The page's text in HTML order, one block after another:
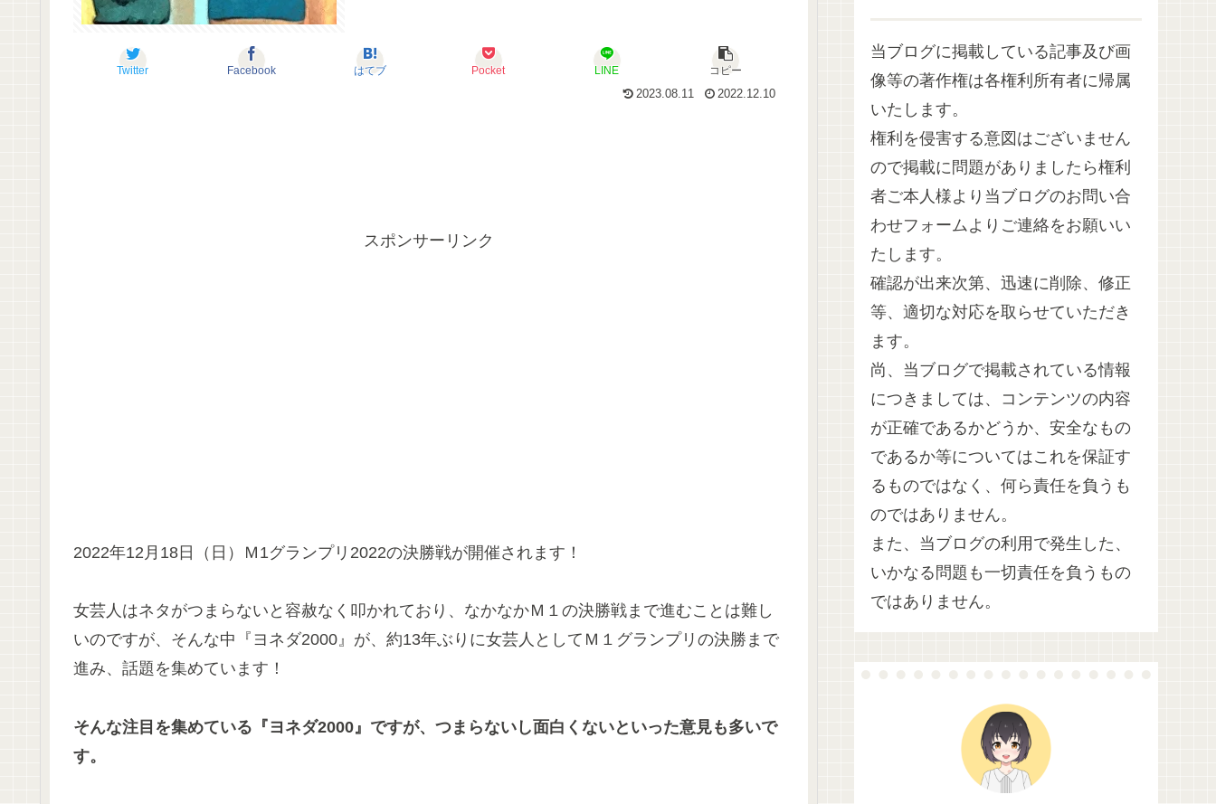
Twitter Facebook はてブ Pocket LINE
コピー
2023.08.11
2022.12.10
スポンサーリンク
2022年12月18日（日）Ｍ1グランプリ2022の決勝戦が開催されます！
女芸人はネタがつまらないと容赦なく叩かれており、なかなかＭ１の決勝戦まで進むことは難し
いのですが、そんな中『ヨネダ2000』が、約13年ぶりに女芸人としてＭ１グランプリの決勝まで
進み、話題を集めています！
そんな注目を集めている『ヨネダ2000』ですが、つまらないし面白くないといった意見も多いで
す。
当ブログに掲載している記事及び画
像等の著作権は各権利所有者に帰属
いたします。
権利を侵害する意図はございません
ので掲載に問題がありましたら権利
者ご本人様より当ブログのお問い合
わせフォームよりご連絡をお願いい
たします。
確認が出来次第、迅速に削除、修正
等、適切な対応を取らせていただき
ます。
尚、当ブログで掲載されている情報
につきましては、コンテンツの内容
が正確であるかどうか、安全なもの
であるか等についてはこれを保証す
るものではなく、何ら責任を負うも
のではありません。
また、当ブログの利用で発生した、
いかなる問題も一切責任を負うもの
ではありません。